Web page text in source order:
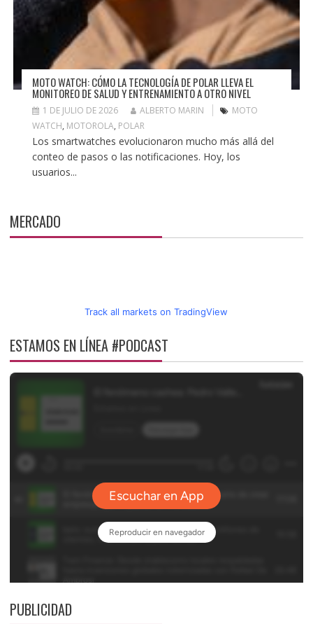
MOTO WATCH: CÓMO LA TECNOLOGÍA DE POLAR LLEVA EL
MONITOREO DE SALUD Y ENTRENAMIENTO A OTRO NIVEL
1 DE JULIO DE 2026 ALBERTO MARIN
MOTO
WATCH, MOTOROLA, POLAR
Los smartwatches evolucionaron mucho más allá del
conteo de pasos o las notificaciones. Hoy, los
usuarios...
MERCADO
Track all markets on TradingView
ESTAMOS EN LÍNEA #PODCAST
PUBLICIDAD